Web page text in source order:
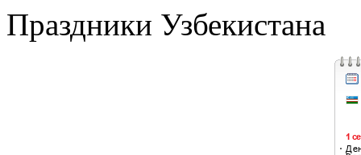
Праздники Узбекистана